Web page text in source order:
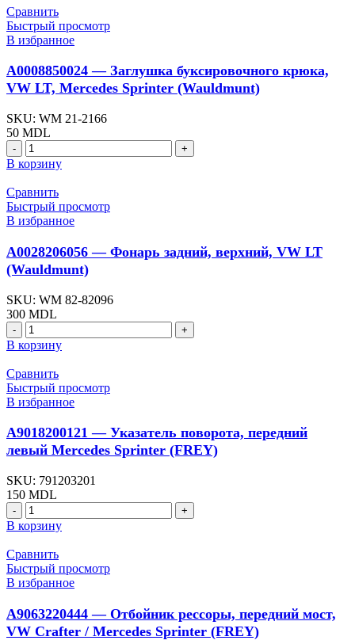
-
Фонарь
задний,
левый,
Mercedes
Sprinter
(FREY)
Сравнить
Быстрый просмотр
В избранное
A0008850024 — Заглушка буксировочного крюка,
VW LT, Mercedes Sprinter (Wauldmunt)
SKU: WM 21-2166
50 MDL
Количество
товара
A0008850024
-
Заглушка
буксировочного
крюка,
VW
LT,
Mercedes
(Wauldmunt)
В корзину
Сравнить
Быстрый просмотр
В избранное
A0028206056 — Фонарь задний, верхний, VW LT
(Wauldmunt)
SKU: WM 82-82096
300 MDL
Количество
товара
A0028206056
-
Фонарь
задний,
верхний,
VW
LT
(Wauldmunt)
В корзину
Сравнить
Быстрый просмотр
В избранное
A9018200121 — Указатель поворота, передний
левый Mercedes Sprinter (FREY)
SKU: 791203201
150 MDL
Количество
товара
A9018200121
-
Указатель
поворота,
передний
левый
Mercedes
Sprinter
В корзину
Сравнить
Быстрый просмотр
В избранное
A9063220444 — Отбойник рессоры, передний мост,
VW Crafter / Mercedes Sprinter (FREY)